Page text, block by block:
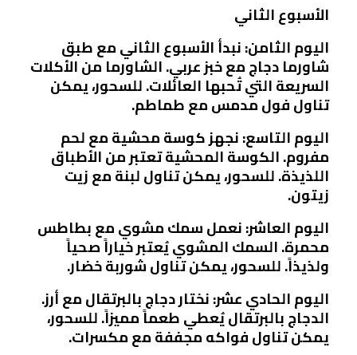
الأسبوع الثاني
اليوم الثامن: نبدأ الأسبوع الثاني مع طبق
شاورما دجاج مع خبز عربي. الشاورما من الأكلات
السريعة التي تُحبها العائلات. للسحور، يمكن
تناول فول مدمس مع طماطم.
اليوم التاسع: نجهز كوسة محشية مع لحم
مفروم. الكوسة المحشية تعتبر من الأطباق
اللذيذة. للسحور، يمكن تناول لبنة مع زيت
زيتون.
اليوم العاشر: نعمل سمك مشوي مع بطاطس
محمرة. السمك المشوي يُعتبر خياراً صحياً
ولذيذاً. للسحور، يمكن تناول شوربة خضار.
اليوم الحادي عشر: نختار دجاج بالبرتقال مع أرز.
الدجاج بالبرتقال يُعطي طعماً مميزاً. للسحور،
يمكن تناول فواكه مجففة مع مكسرات.